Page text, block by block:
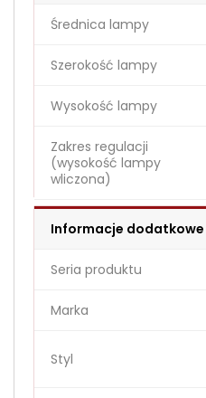
Średnica lampy
Szerokość lampy
Wysokość lampy
Zakres regulacji
(wysokość lampy
wliczona)
Informacje dodatkowe
Seria produktu
Marka
Styl